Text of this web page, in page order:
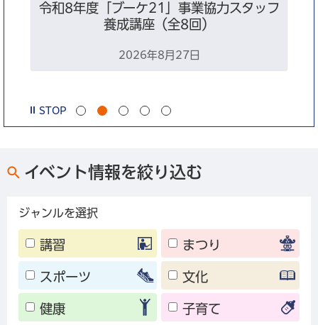
令和8年度「ブーケ21」事業協力スタッフ
養成講座（全8回）
2026年8月27日
STOP
イベント情報を絞り込む
ジャンルを選択
講習 まつり
スポーツ 文化
健康 子育て